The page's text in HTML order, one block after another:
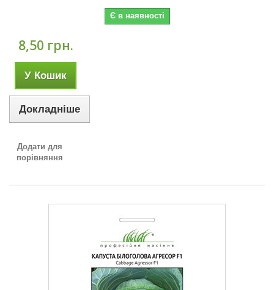
Є в наявності
8,50 грн.
У Кошик
Докладніше
Додати для
порівняння